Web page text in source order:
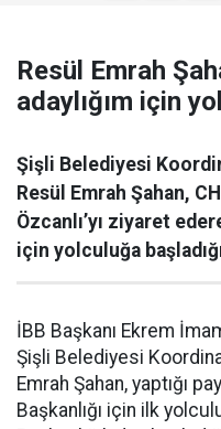
Resül Emrah
adaylığım için
Şişli Belediyesi
Resül Emrah Şahan,
Özcanlı’yı ziyaret
için yolculuğa
İBB Başkanı Ekrem
Şişli Belediyesi
Emrah Şahan, yaptığı
Başkanlığı için ilk